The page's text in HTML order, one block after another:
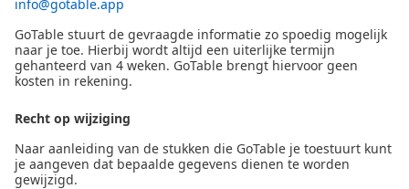
info@gotable.app
GoTable stuurt de gevraagde informatie zo spoedig mogelijk
naar je toe. Hierbij wordt altijd een uiterlijke termijn
gehanteerd van 4 weken. GoTable brengt hiervoor geen
kosten in rekening.
Recht op wijziging
Naar aanleiding van de stukken die GoTable je toestuurt kunt
je aangeven dat bepaalde gegevens dienen te worden
gewijzigd.